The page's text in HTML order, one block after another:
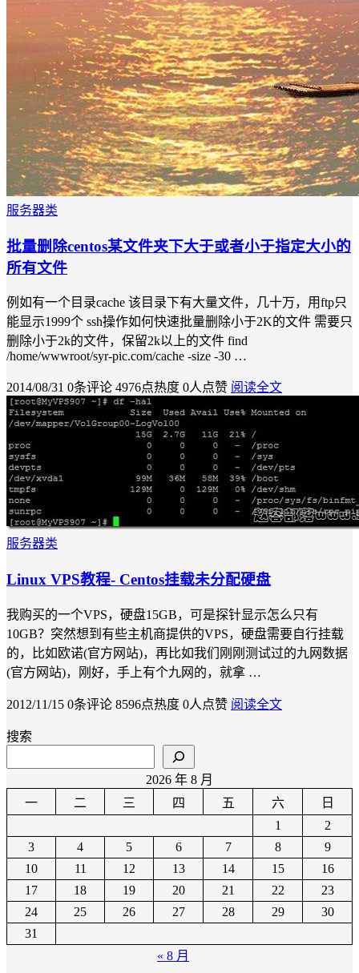
服务器类
批量删除centos某文件夹下大于或者小于指定大小的
所有文件
例如有一个目录cache 该目录下有大量文件，几十万，用ftp只
能显示1999个 ssh操作如何快速批量删除小于2K的文件 需要只
删除小于2k的文件，保留2k以上的文件 find
/home/wwwroot/syr-pic.com/cache -size -30 …
2014/08/31 0条评论 4976点热度 0人点赞 阅读全文
服务器类
Linux VPS教程- Centos挂载未分配硬盘
我购买的一个VPS，硬盘15GB，可是探针显示怎么只有
10GB？突然想到有些主机商提供的VPS，硬盘需要自行挂载
的，比如欧诺(官方网站)，再比如我们刚刚测试过的九网数据
(官方网站)，刚好，手上有个九网的，就拿 …
2012/11/15 0条评论 8596点热度 0人点赞 阅读全文
搜索
2026 年 8 月
一
二 三 四 五 六
日
1
2
3
4 5 6 7 8
9
10
11 12 13 14 15
16
17
18 19 20 21 22
23
24
25 26 27 28 29
30
31
« 8 月